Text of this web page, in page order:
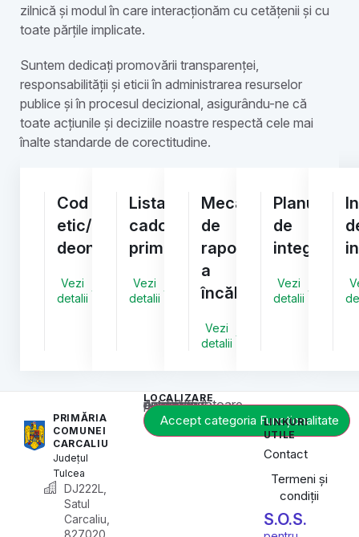
zilnică și modul în care interacționăm cu cetățenii și cu
toate părțile implicate.
Suntem dedicați promovării transparenței,
responsabilității și eticii în administrarea resurselor
publice și în procesul decizional, asigurându-ne că
toate acțiunile și deciziile noastre respectă cele mai
înalte standarde de corectitudine.
Cod
etic/
deontologic
Vezi
detalii
Lista
cadourilor
primite
Vezi
detalii
Mecanismul
de
raportare
a
încălcărilor
Vezi
detalii
Planul
de
integritate
Vezi
detalii
PRIMĂRIA
COMUNEI
CARCALIU
Județul
Tulcea
DJ222L,
Satul
Carcaliu,
827020
LOCALIZARE
Acest conținut este blocat până când acceptați categoria corespunzătoare de cookie-uri.
Accept categoria Funcționalitate
LINKURI
UTILE
Contact
Termeni și
condiții
S.O.S.